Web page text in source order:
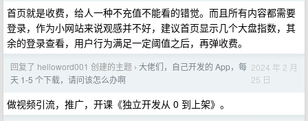
首页就是收费，给人一种不充值不能看的错觉。而且所有内容都需要
登录，作为小网站来说观感并不好，建议首页显示几个大盘指数，其
余的登录查看，用户行为满足一定阈值之后，再弹收费。
回复了 helloword001 创建的主题 › 大佬们，自己开发的 App，每
天 1-5 个下载，请问该怎么办啊
2024 年 2 月
25 日
做视频引流，推广，开课《独立开发从 0 到上架》。